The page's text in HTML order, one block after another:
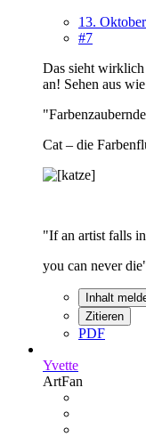
13.
#7
Das sieht wirklich
an! Sehen aus
Cat – die
"If an artist falls
you can never
Inhalt
Zitieren
PDF
Yvette
ArtFan